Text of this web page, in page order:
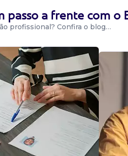
passo a frente com o
profissional? Confira o blog…